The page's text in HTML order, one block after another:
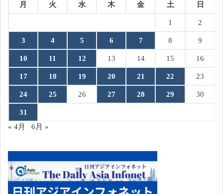
月 火 水 木 金 土 日
1 2
3 4 5 6 7 8 9
10 11 12 13 14 15 16
17 18 19 20 21 22 23
24 25 26 27 28 29 30
31
« 4月
6月 »